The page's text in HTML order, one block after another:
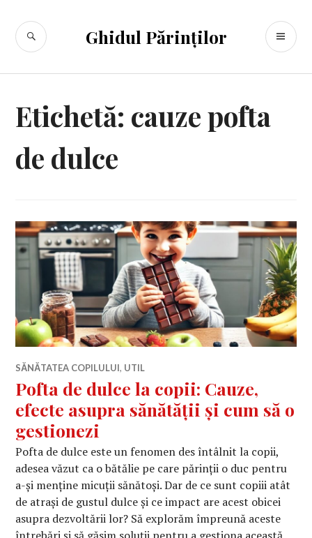
conținut
Ghidul Părinților
CĂUTARE
Etichetă: cauze pofta
de dulce
SĂNĂTATEA COPILULUI, UTIL
Pofta de dulce la copii: Cauze,
efecte asupra sănătății și cum să o
gestionezi
Pofta de dulce este un fenomen des întâlnit la copii,
adesea văzut ca o bătălie pe care părinții o duc pentru
a-și menține micuții sănătoși. Dar de ce sunt copiii atât
de atrași de gustul dulce și ce impact are acest obicei
asupra dezvoltării lor? Să explorăm împreună aceste